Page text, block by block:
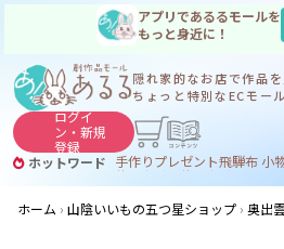
アプリであるるモールを
もっと身近に！
隠れ家的なお店で作品を
ちょっと特別なECモール
ログイ
ン・新規
登録
ホットワード 手作りプレゼント飛騨布 小
サヌカイト コ
ホーム
山陰いいもの五つ星ショップ 奥出